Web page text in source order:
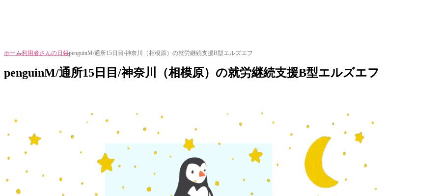
ホーム利用者さんの日報penguinM/通所15日目/神奈川（相模原）の就労継続支援B型エルズエフ
penguinM/通所15日目/神奈川（相模原）の就労継続支援B型エルズエフ